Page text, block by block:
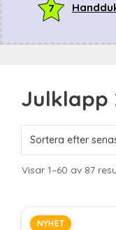
7
Julklapp
Visar 1–60 av 87
NYHET